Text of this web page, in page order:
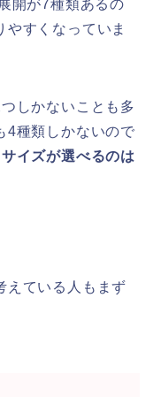
開が7種類あるの
すくなっていま
しかないことも多
4種類しかないので
イズが選べるのは
えている人もまず